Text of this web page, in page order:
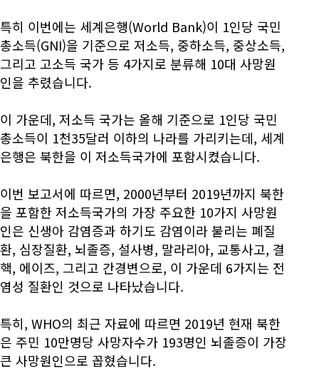
특히 이번에는 세계은행(World Bank)이 1인당 국민
총소득(GNI)을 기준으로 저소득, 중하소득, 중상소득,
그리고 고소득 국가 등 4가지로 분류해 10대 사망원
인을 추렸습니다.
이 가운데, 저소득 국가는 올해 기준으로 1인당 국민
총소득이 1천35달러 이하의 나라를 가리키는데, 세계
은행은 북한을 이 저소득국가에 포함시켰습니다.
이번 보고서에 따르면, 2000년부터 2019년까지 북한
을 포함한 저소득국가의 가장 주요한 10가지 사망원
인은 신생아 감염증과 하기도 감염이라 불리는 폐질
환, 심장질환, 뇌졸증, 설사병, 말라리아, 교통사고, 결
핵, 에이즈, 그리고 간경변으로, 이 가운데 6가지는 전
염성 질환인 것으로 나타났습니다.
특히, WHO의 최근 자료에 따르면 2019년 현재 북한
은 주민 10만명당 사망자수가 193명인 뇌졸증이 가장
큰 사망원인으로 꼽혔습니다.